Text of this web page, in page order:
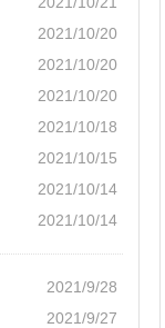
2021/10/20
2021/10/20
2021/10/20
2021/10/18
2021/10/15
2021/10/14
2021/10/14
2021/9/28
2021/9/27